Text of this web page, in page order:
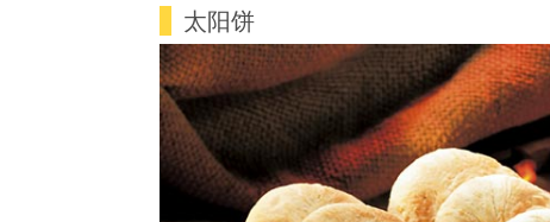
太阳饼